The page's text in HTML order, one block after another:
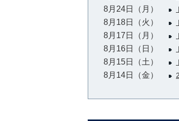
8月24日（月）
8月18日（火）
8月17日（月）
8月16日（日）
8月15日（土）
8月14日（金）